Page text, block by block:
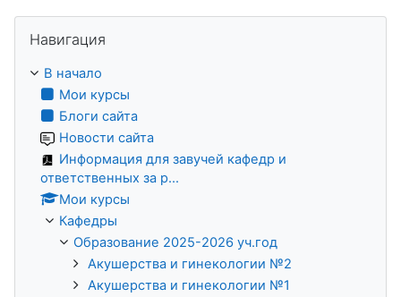
Навигация
В начало
Мои курсы
Блоги сайта
Новости сайта
Информация для завучей кафедр и
ответственных за р...
Мои курсы
Кафедры
Образование 2025-2026 уч.год
Акушерства и гинекологии №2
Акушерства и гинекологии №1